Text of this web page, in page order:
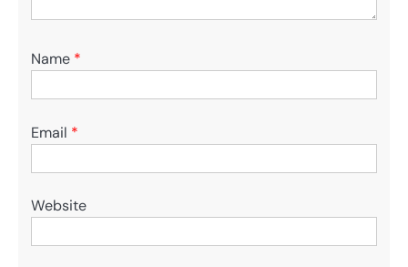
Name *
Email *
Website